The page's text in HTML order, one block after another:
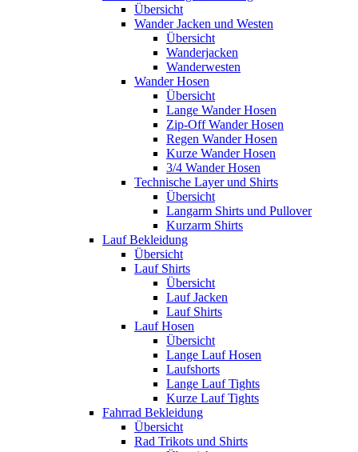
Übersicht
Wander Jacken und Westen
Übersicht
Wanderjacken
Wanderwesten
Wander Hosen
Übersicht
Lange Wander Hosen
Zip-Off Wander Hosen
Regen Wander Hosen
Kurze Wander Hosen
3/4 Wander Hosen
Technische Layer und Shirts
Übersicht
Langarm Shirts und Pullover
Kurzarm Shirts
Lauf Bekleidung
Übersicht
Lauf Shirts
Übersicht
Lauf Jacken
Lauf Shirts
Lauf Hosen
Übersicht
Lange Lauf Hosen
Laufshorts
Lange Lauf Tights
Kurze Lauf Tights
Fahrrad Bekleidung
Übersicht
Rad Trikots und Shirts